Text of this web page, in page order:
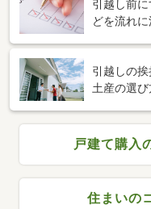
引越し前
どを流れ
引越しの
土産の選び
戸建て購入
住まいの